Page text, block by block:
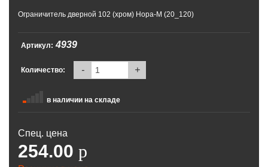
Ограничитель дверной 102 (хром) Нора-М (20_120)
Артикул: 4939
Количество: - +
в наличии на складе
Спец. цена
254.00 p